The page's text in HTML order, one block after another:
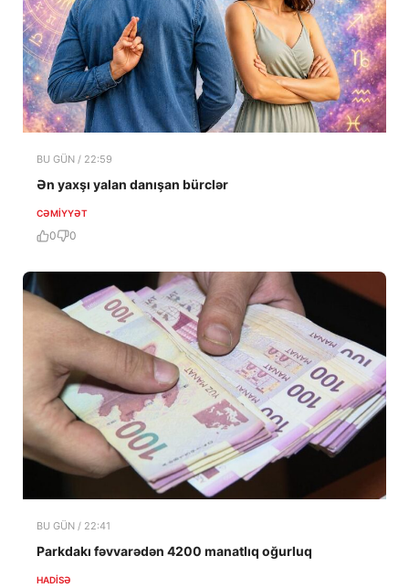
BU GÜN / 22:59
Ən yaxşı yalan danışan bürclər
CƏMIYYƏT
0 0
BU GÜN / 22:41
Parkdakı fəvvarədən 4200 manatlıq oğurluq
HADISƏ